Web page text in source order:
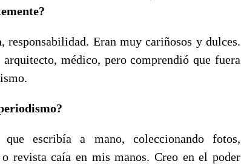
responsabilidad. Eran muy cariñosos y dulces.
médico, pero comprendió que fuera
que escribía a mano, coleccionando fotos,
revista caía en mis manos. Creo en el poder